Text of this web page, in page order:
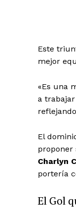
Este
mejor
«Es una
a
El
proponer
Charlyn
portería
El Gol